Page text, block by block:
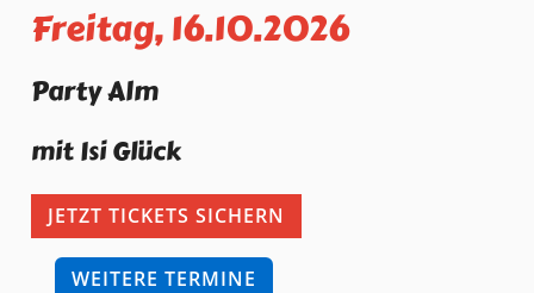
Freitag, 16.10.2026
Party Alm
mit Isi Glück
JETZT TICKETS SICHERN
WEITERE TERMINE